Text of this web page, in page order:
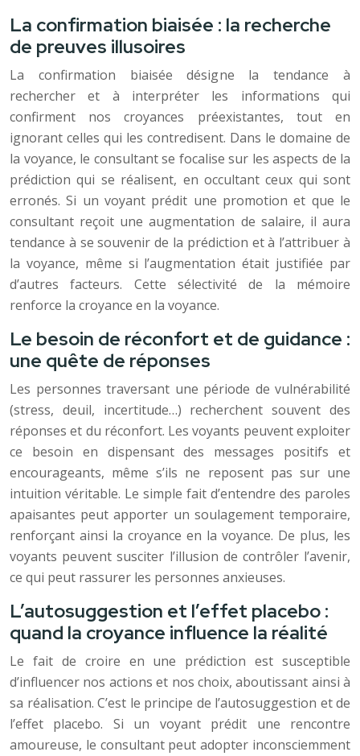
La confirmation biaisée : la recherche
de preuves illusoires
La confirmation biaisée désigne la tendance à
rechercher et à interpréter les informations qui
confirment nos croyances préexistantes, tout en
ignorant celles qui les contredisent. Dans le domaine de
la voyance, le consultant se focalise sur les aspects de la
prédiction qui se réalisent, en occultant ceux qui sont
erronés. Si un voyant prédit une promotion et que le
consultant reçoit une augmentation de salaire, il aura
tendance à se souvenir de la prédiction et à l’attribuer à
la voyance, même si l’augmentation était justifiée par
d’autres facteurs. Cette sélectivité de la mémoire
renforce la croyance en la voyance.
Le besoin de réconfort et de guidance :
une quête de réponses
Les personnes traversant une période de vulnérabilité
(stress, deuil, incertitude…) recherchent souvent des
réponses et du réconfort. Les voyants peuvent exploiter
ce besoin en dispensant des messages positifs et
encourageants, même s’ils ne reposent pas sur une
intuition véritable. Le simple fait d’entendre des paroles
apaisantes peut apporter un soulagement temporaire,
renforçant ainsi la croyance en la voyance. De plus, les
voyants peuvent susciter l’illusion de contrôler l’avenir,
ce qui peut rassurer les personnes anxieuses.
L’autosuggestion et l’effet placebo :
quand la croyance influence la réalité
Le fait de croire en une prédiction est susceptible
d’influencer nos actions et nos choix, aboutissant ainsi à
sa réalisation. C’est le principe de l’autosuggestion et de
l’effet placebo. Si un voyant prédit une rencontre
amoureuse, le consultant peut adopter inconsciemment